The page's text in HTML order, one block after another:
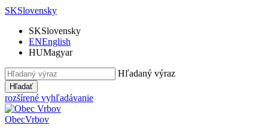
SKSlovensky
SKSlovensky
ENEnglish
HUMagyar
Hľadaný výraz
Hľadať
rozšírené vyhľadávanie
ObecVrbov